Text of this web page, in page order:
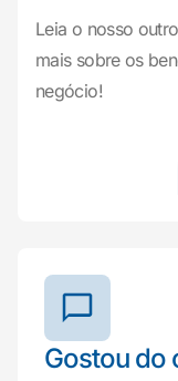
Leia o nosso
mais sobre os
negócio!
Gostou do